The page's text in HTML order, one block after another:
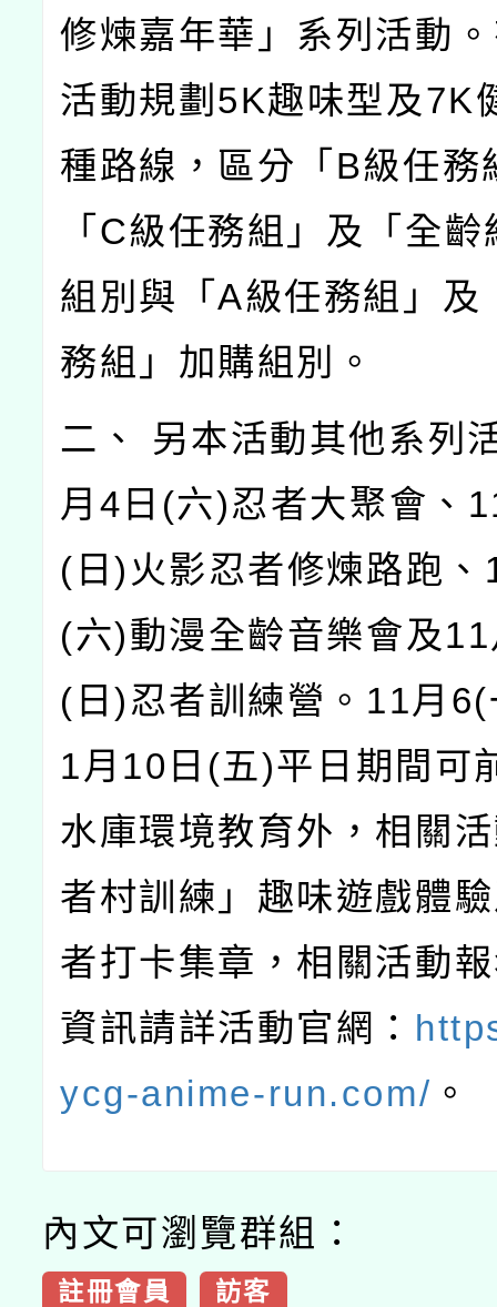
修煉嘉年華」系列活動
活動規劃5K趣味型及7K
種路線，區分「B級任務
「C級任務組」及「全
組別與「A級任務組」及
務組」加購組別。
二、 另本活動其他系列
月4日(六)忍者大聚會、
(日)火影忍者修煉路跑
(六)動漫全齡音樂會及
(日)忍者訓練營。11月
1月10日(五)平日期間可
水庫環境教育外，相關
者村訓練」趣味遊戲體
者打卡集章，相關活動
資訊請詳活動官網：
ycg-anime-run.com/ 。
內文可瀏覽群組：
註冊會員 訪客